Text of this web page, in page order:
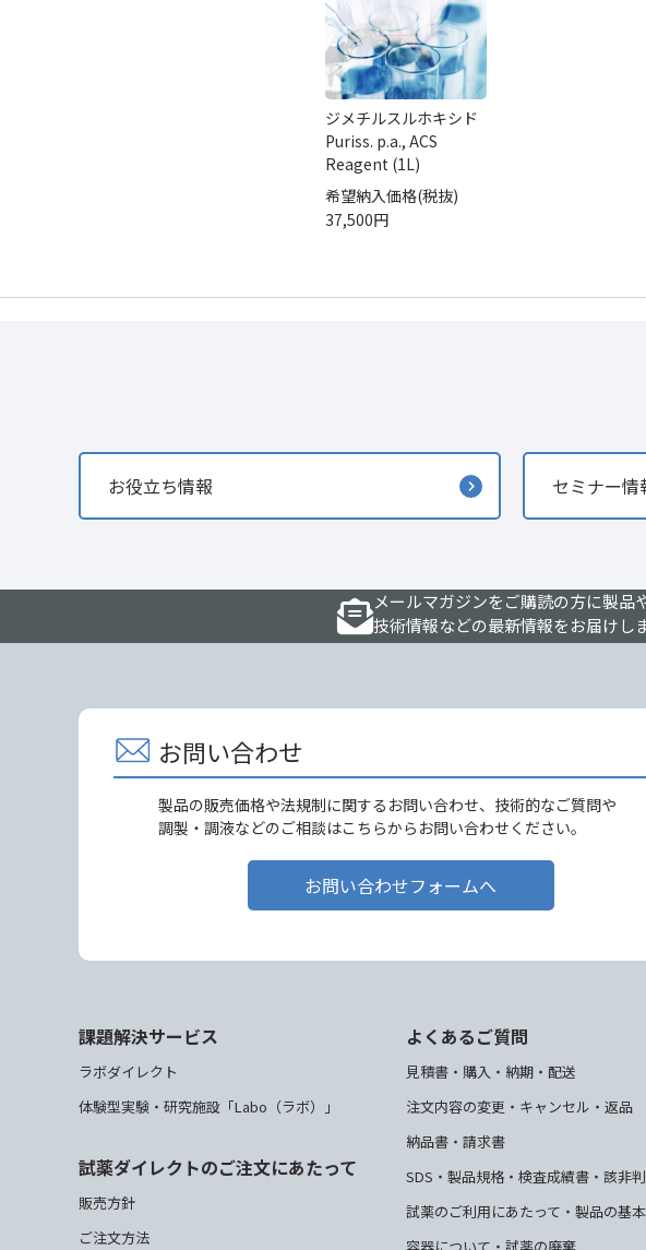
ジメチルスルホキシド
Puriss. p.a., ACS
Reagent (1L)
希望納入価格(税抜)
37,500円
お役立ち情報 セミナー情
メールマガジンをご購読の方に製品
技術情報などの最新情報をお届けし
お問い合わせ
製品の販売価格や法規制に関するお問い合わせ、技術的なご質問や
調製・調液などのご相談はこちらからお問い合わせください。
お問い合わせフォームへ
課題解決サービス
ラボダイレクト
体験型実験・研究施設「Labo（ラボ）」
試薬ダイレクトのご注文にあたって
販売方針
ご注文方法
よくあるご質問
見積書・購入・納期・配送
注文内容の変更・キャンセル・返品
納品書・請求書
SDS・製品規格・検査成績書・該非
試薬のご利用にあたって・製品の基